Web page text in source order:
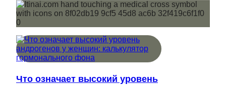
Что означает высокий уровень